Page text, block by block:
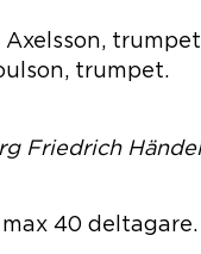
trumpet.
Friedrich
40 deltagare.